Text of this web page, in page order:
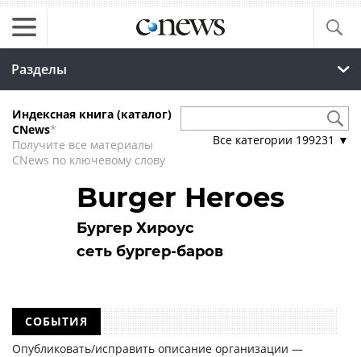
Разделы
Индексная книга (каталог)
CNews*
Получите все материалы
CNews по ключевому слову
Все категории 199231 ▼
Burger Heroes
Бургер Хироус
сеть бургер-баров
СОБЫТИЯ
Опубликовать/исправить описание организации —